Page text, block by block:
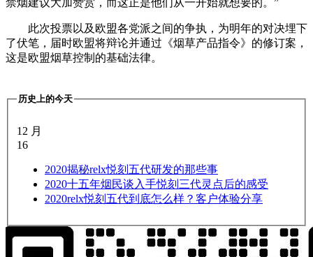
禁烟建议大加赞赏，而这正是他们从一开始就想要的。”
此次投票以及欧盟各党派之间的争执，为明年的对决埋下
了伏笔，届时欧盟将辩论并通过《烟草产品指令》的修订案，
这是欧盟烟草控制的基础法律。
历史上的今天
12 月
16
2020揭秘relx悦刻五代研发的那些事
2020十五年烟民谈入手悦刻三代灵点后的感受
2020relx悦刻五代到底怎么样？客户体验分享